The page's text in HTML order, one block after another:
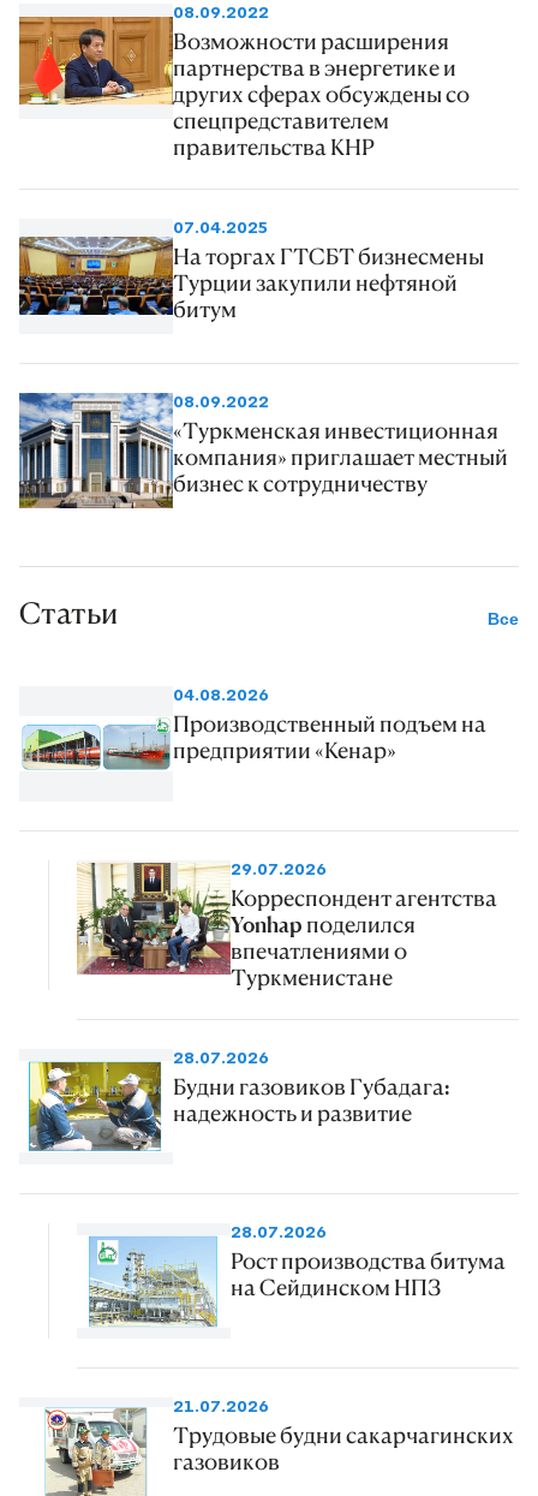
08.09.2022
Возможности расширения
партнерства в энергетике и
других сферах обсуждены со
спецпредставителем
правительства КНР
07.04.2025
На торгах ГТСБТ бизнесмены
Турции закупили нефтяной
битум
08.09.2022
«Туркменская инвестиционная
компания» приглашает местный
бизнес к сотрудничеству
Статьи Все
04.08.2026
Производственный подъем на
предприятии «Кенар»
29.07.2026
Корреспондент агентства
Yonhap поделился
впечатлениями о
Туркменистане
28.07.2026
Будни газовиков Губадага:
надежность и развитие
28.07.2026
Рост производства битума
на Сейдинском НПЗ
21.07.2026
Трудовые будни сакарчагинских
газовиков